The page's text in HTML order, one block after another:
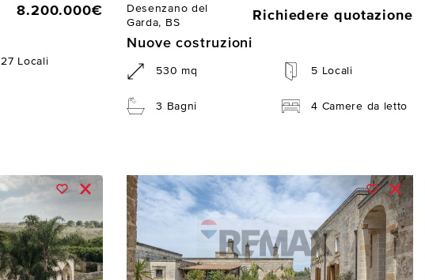
8.200.000€
27 Locali
Desenzano del
Garda, BS
Richiedere quotazione
Nuove costruzioni
530 mq 5 Locali
3 Bagni 4 Camere da letto